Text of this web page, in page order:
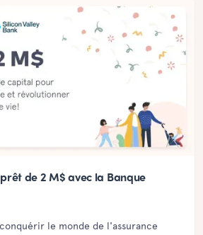
de 2 M$ avec la Banque
le monde de l'assurance